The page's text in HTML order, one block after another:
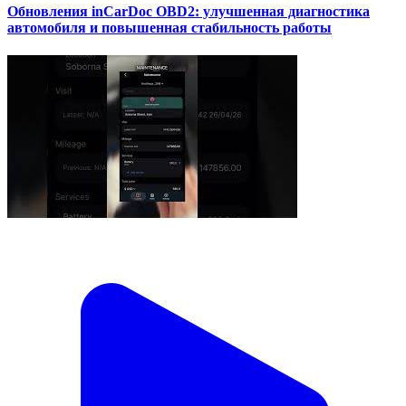
Обновления inCarDoc OBD2: улучшенная диагностика
автомобиля и повышенная стабильность работы